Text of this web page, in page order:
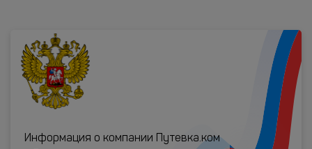
Информация о компании Путевка.ком